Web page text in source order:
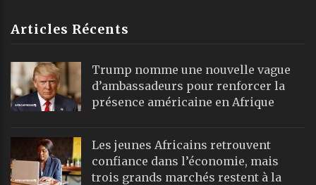
Articles Récents
Trump nomme une nouvelle vague
d’ambassadeurs pour renforcer la
présence américaine en Afrique
Les jeunes Africains retrouvent
confiance dans l’économie, mais
trois grands marchés restent à la